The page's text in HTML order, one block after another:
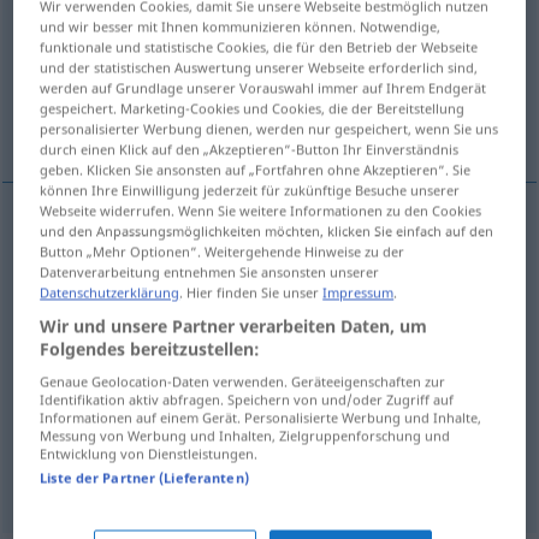
Übersicht aller Übersetzungen
(Für mehr Details die Übersetzung anklicken/antippen)
désolant, triste, morne, désolé, malheureux
désolant trostlos Anblick, Zustand, Wetter
triste trostlos(≈ öde)
morne trostlos
désolé trostlos
malheureux trostlosKindheit
Wir verwenden Cookies, damit Sie unsere Webseite bestmöglich nutzen
und wir besser mit Ihnen kommunizieren können. Notwendige,
funktionale und statistische Cookies, die für den Betrieb der Webseite
und der statistischen Auswertung unserer Webseite erforderlich sind,
werden auf Grundlage unserer Vorauswahl immer auf Ihrem Endgerät
gespeichert. Marketing-Cookies und Cookies, die der Bereitstellung
personalisierter Werbung dienen, werden nur gespeichert, wenn Sie uns
durch einen Klick auf den „Akzeptieren“-Button Ihr Einverständnis
geben. Klicken Sie ansonsten auf „Fortfahren ohne Akzeptieren“. Sie
können Ihre Einwilligung jederzeit für zukünftige Besuche unserer
Webseite widerrufen. Wenn Sie weitere Informationen zu den Cookies
und den Anpassungsmöglichkeiten möchten, klicken Sie einfach auf den
Button „Mehr Optionen“. Weitergehende Hinweise zu der
Datenverarbeitung entnehmen Sie ansonsten unserer
Datenschutzerklärung . Hier finden Sie unserImpressum
Wir und unsere Partner verarbeiten Daten, um
Folgendes bereitzustellen:
Genaue Geolocation-Daten verwenden. Geräteeigenschaften zur
Identifikation aktiv abfragen. Speichern von und/oder Zugriff auf
Informationen auf einem Gerät. Personalisierte Werbung und Inhalte,
Messung von Werbung und Inhalten, Zielgruppenforschung und
Entwicklung von Dienstleistungen.
Liste der Partner (Lieferanten)